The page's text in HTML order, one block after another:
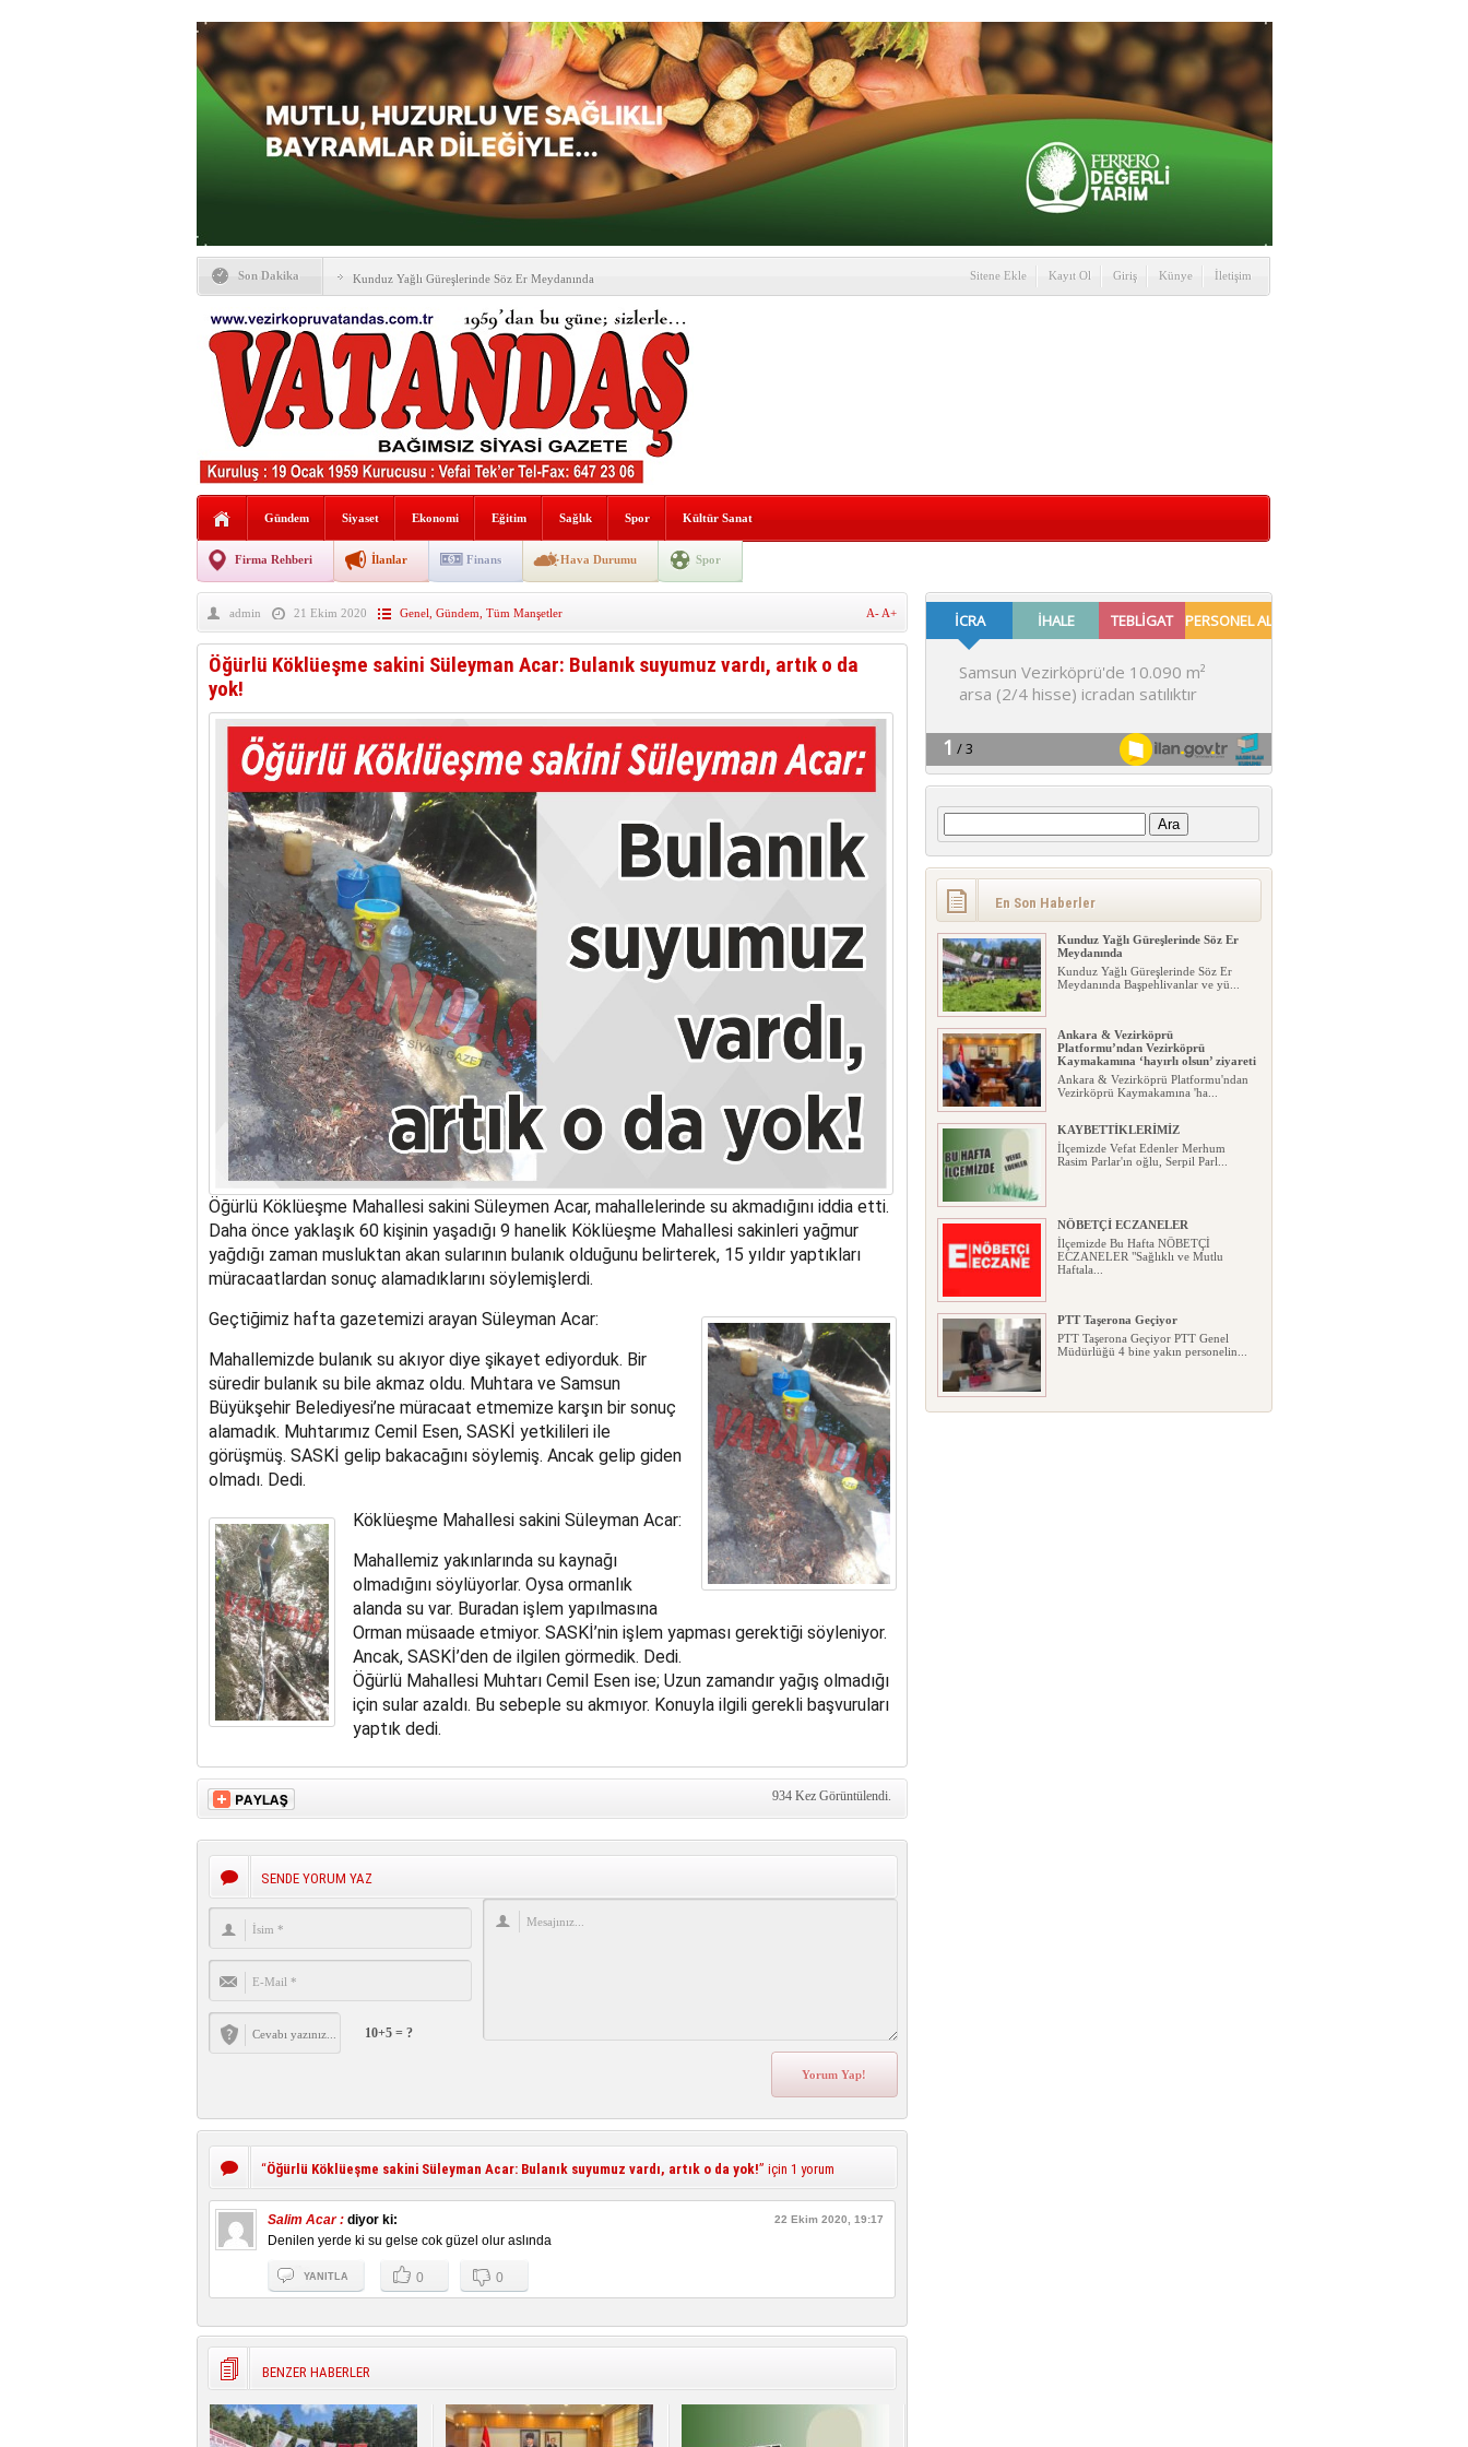
Son Dakika Kunduz Yağlı Güreşlerinde Söz Er Meydanında
Ankara & Vezirköprü Platformu’ndan Vezirköprü
Kaymakamına ‘hayırlı olsun’ ziyareti
KAYBETTİKLERİMİZ
NÖBETÇİ ECZANELER
PTT Taşerona Geçiyor
Erhan Parlar vefat etti
BANA GÖRE
Vezirköprü CHP’de istifa depremi yaşandı!
Sitene Ekle Kayıt Ol Giriş Künye İletişim
Gündem Siyaset Ekonomi Eğitim Sağlık Spor Kültür Sanat
Firma Rehberi İlanlar Finans Hava Durumu Spor
admin 21 Ekim 2020 Genel Gündem Tüm Manşetler A- A+
Öğürlü Köklüeşme sakini Süleyman Acar: Bulanık suyumuz vardı, artık o da
yok!
Öğürlü Köklüeşme Mahallesi sakini Süleymen Acar, mahallelerinde su akmadığını iddia etti.
Daha önce yaklaşık 60 kişinin yaşadığı 9 hanelik Köklüeşme Mahallesi sakinleri yağmur
yağdığı zaman musluktan akan sularının bulanık olduğunu belirterek, 15 yıldır yaptıkları
müracaatlardan sonuç alamadıklarını söylemişlerdi.
Geçtiğimiz hafta gazetemizi arayan Süleyman Acar:
Mahallemizde bulanık su akıyor diye şikayet ediyorduk. Bir
süredir bulanık su bile akmaz oldu. Muhtara ve Samsun
Büyükşehir Belediyesi’ne müracaat etmemize karşın bir sonuç
alamadık. Muhtarımız Cemil Esen, SASKİ yetkilileri ile
görüşmüş. SASKİ gelip bakacağını söylemiş. Ancak gelip giden
olmadı. Dedi.
Köklüeşme Mahallesi sakini Süleyman Acar:
Mahallemiz yakınlarında su kaynağı
olmadığını söylüyorlar. Oysa ormanlık
alanda su var. Buradan işlem yapılmasına
Orman müsaade etmiyor. SASKİ’nin işlem yapması gerektiği söyleniyor.
Ancak, SASKİ’den de ilgilen görmedik. Dedi.
Öğürlü Mahallesi Muhtarı Cemil Esen ise; Uzun zamandır yağış olmadığı
için sular azaldı. Bu sebeple su akmıyor. Konuyla ilgili gerekli başvuruları
yaptık dedi.
934 Kez Görüntülendi.
SENDE YORUM YAZ
10+5 = ?
“Öğürlü Köklüeşme sakini Süleyman Acar: Bulanık suyumuz vardı, artık o da yok!” için 1 yorum
Salim Acar : diyor ki: 22 Ekim 2020, 19:17
Denilen yerde ki su gelse cok güzel olur aslında
YANITLA 0 0
BENZER HABERLER
Arama:
En Son Haberler
Kunduz Yağlı Güreşlerinde Söz Er
Meydanında
Kunduz Yağlı Güreşlerinde Söz Er
Meydanında Başpehlivanlar ve yü...
Ankara & Vezirköprü
Platformu’ndan Vezirköprü
Kaymakamına ‘hayırlı olsun’ ziyareti
Ankara & Vezirköprü Platformu'ndan
Vezirköprü Kaymakamına 'ha...
KAYBETTİKLERİMİZ
İlçemizde Vefat Edenler Merhum
Rasim Parlar'ın oğlu, Serpil Parl...
NÖBETÇİ ECZANELER
İlçemizde Bu Hafta NÖBETÇİ
ECZANELER "Sağlıklı ve Mutlu
Haftala...
PTT Taşerona Geçiyor
PTT Taşerona Geçiyor PTT Genel
Müdürlüğü 4 bine yakın personelin...
Erhan Parlar vefat etti